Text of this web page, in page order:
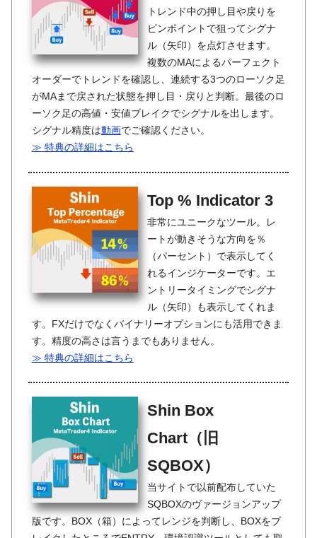
トレンド中の押し目や戻りを
ピンポイントで狙ってシグナ
ル（矢印）を点灯させます。
複数のMAによるパーフェクト
オーダーでトレンドを確認し、連続する3つのローソク足
がMAまで戻された状態を押し目・戻りと判断。最後のロ
ーソク足の高値・安値ブレイクでシグナルを出します。
シグナル精度は動画でご確認ください。
≫ 特典の詳細はこちら
Top % Indicator 3
非常にユニークなツール。レ
ートが動きそうな方向を％
（パーセント）で表示してく
れるインジケーターです。エ
ントリータイミングでシグナ
ル（矢印）も表示してくれま
す。FXだけでなくバイナリーオプションにも活用できま
す。精度の高さは言うまでもありません。
≫ 特典の詳細はこちら
Shin Box
Chart（旧
SQBOX）
当サイトで以前配布していた
SQBOXのヴァージョンアップ
版です。BOX（箱）によってレンジを判断し、BOXをブ